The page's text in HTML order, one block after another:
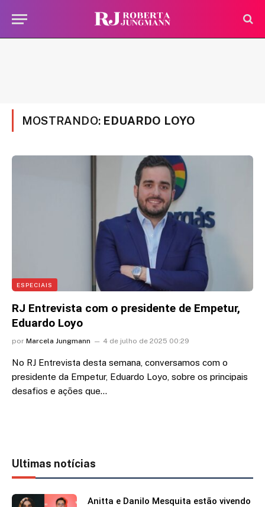
MOSTRANDO: EDUARDO LOYO
ESPECIAIS
RJ Entrevista com o presidente de Empetur,
Eduardo Loyo
por Marcela Jungmann 4 de julho de 2025 00:29
No RJ Entrevista desta semana, conversamos com o
presidente da Empetur, Eduardo Loyo, sobre os principais
desafios e ações que…
Ultimas notícias
Anitta e Danilo Mesquita estão vivendo